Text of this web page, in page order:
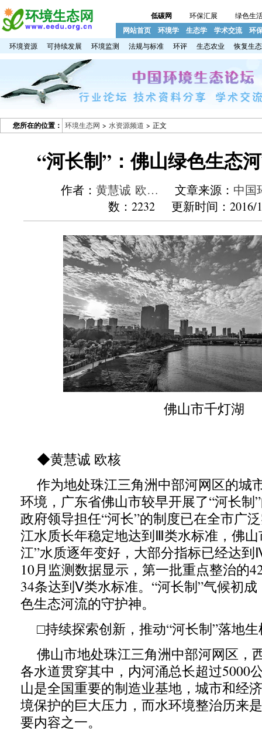
低碳网 环保汇展 绿色生
网站首页 环境学 生态学 学术交流 环
环境资源 可持续发展 环境监测 法规与标准 环评 生态农业 恢复生态
您所在的位置： 环境生态网 > 水资源频道 > 正文
“河长制”：佛山绿色生态
作者： 黄慧诚 欧… 文章来源： 中国
数：2232 更新时间：2016/
佛山市千灯湖
◆黄慧诚 欧核
作为地处珠江三角洲中部河网区的城
环境，广东省佛山市较早开展了“河长制
政府领导担任“河长”的制度已在全市广
江水质长年稳定地达到Ⅲ类水标准，佛
江”水质逐年变好，大部分指标已经达
10月监测数据显示，第一批重点整治的
34条达到Ⅴ类水标准。“河长制”气候初
色生态河流的守护神。
□持续探索创新，推动“河长制”落地
佛山市地处珠江三角洲中部河网区，
各水道贯穿其中，内河涌总长超过5000
山是全国重要的制造业基地，城市和经
境保护的巨大压力，而水环境整治历来
要内容之一。